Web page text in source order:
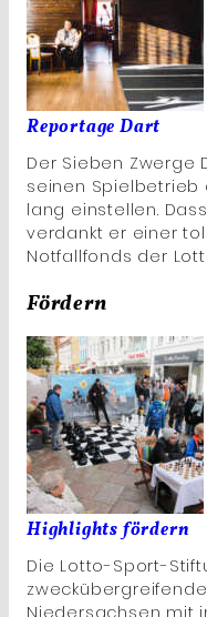
Reportage Dart
Der Sieben Zwerge
seinen
lang einstellen.
verdankt er einer
Notfallfonds der
Fördern
Highlights fördern
Die Lotto-Sport-